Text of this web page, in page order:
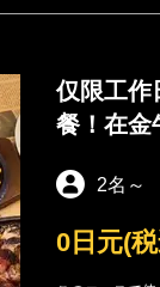
仅限工作
餐！在金
2名 ～
0日元(